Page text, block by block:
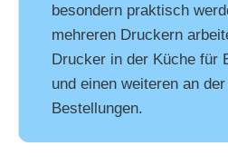
besondern praktisch
mehreren Druckern
Drucker in der Küche für
und einen weiteren an
Bestellungen.